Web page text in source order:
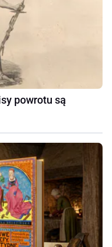
powrotu są